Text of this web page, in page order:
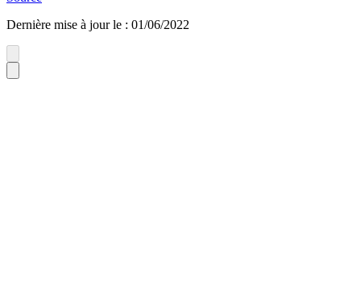
Dernière mise à jour le : 01/06/2022